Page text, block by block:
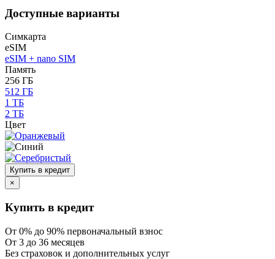
Доступные варианты
Симкарта
eSIM
eSIM + nano SIM
Память
256 ГБ
512 ГБ
1 ТБ
2 ТБ
Цвет
Купить в кредит
×
Купить в кредит
От 0% до 90% первоначальный взнос
От 3 до 36 месяцев
Без страховок и дополнительных услуг